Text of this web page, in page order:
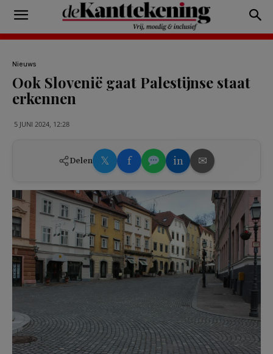
Nieuws
Ook Slovenië gaat Palestijnse staat
erkennen
5 JUNI 2024, 12:28
Delen 𝕏 f in ✉